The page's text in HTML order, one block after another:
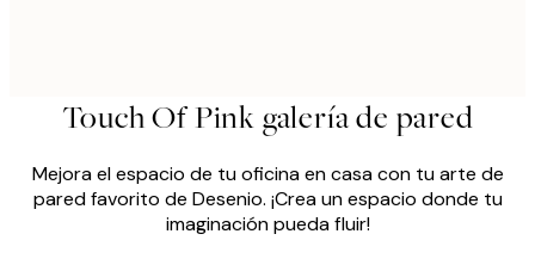
Touch Of Pink galería de pared
Mejora el espacio de tu oficina en casa con tu arte de
pared favorito de Desenio. ¡Crea un espacio donde tu
imaginación pueda fluir!